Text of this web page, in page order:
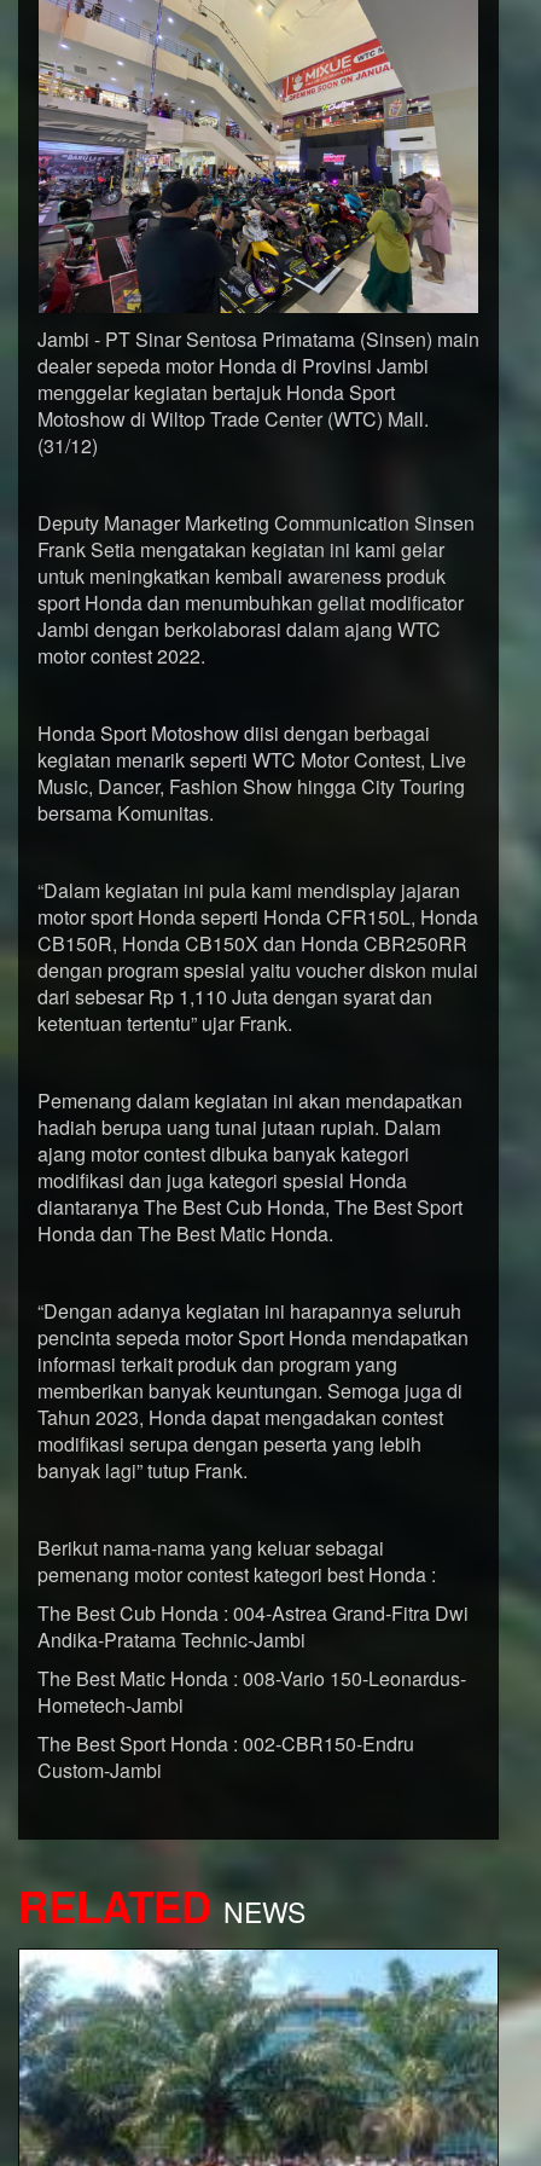
Jambi - PT Sinar Sentosa Primatama (Sinsen) main
dealer sepeda motor Honda di Provinsi Jambi
menggelar kegiatan bertajuk Honda Sport
Motoshow di Wiltop Trade Center (WTC) Mall.
(31/12)
Deputy Manager Marketing Communication Sinsen
Frank Setia mengatakan kegiatan ini kami gelar
untuk meningkatkan kembali awareness produk
sport Honda dan menumbuhkan geliat modificator
Jambi dengan berkolaborasi dalam ajang WTC
motor contest 2022.
Honda Sport Motoshow diisi dengan berbagai
kegiatan menarik seperti WTC Motor Contest, Live
Music, Dancer, Fashion Show hingga City Touring
bersama Komunitas.
“Dalam kegiatan ini pula kami mendisplay jajaran
motor sport Honda seperti Honda CFR150L, Honda
CB150R, Honda CB150X dan Honda CBR250RR
dengan program spesial yaitu voucher diskon mulai
dari sebesar Rp 1,110 Juta dengan syarat dan
ketentuan tertentu” ujar Frank.
Pemenang dalam kegiatan ini akan mendapatkan
hadiah berupa uang tunai jutaan rupiah. Dalam
ajang motor contest dibuka banyak kategori
modifikasi dan juga kategori spesial Honda
diantaranya The Best Cub Honda, The Best Sport
Honda dan The Best Matic Honda.
“Dengan adanya kegiatan ini harapannya seluruh
pencinta sepeda motor Sport Honda mendapatkan
informasi terkait produk dan program yang
memberikan banyak keuntungan. Semoga juga di
Tahun 2023, Honda dapat mengadakan contest
modifikasi serupa dengan peserta yang lebih
banyak lagi” tutup Frank.
Berikut nama-nama yang keluar sebagai
pemenang motor contest kategori best Honda :
The Best Cub Honda : 004-Astrea Grand-Fitra Dwi
Andika-Pratama Technic-Jambi
The Best Matic Honda : 008-Vario 150-Leonardus-
Hometech-Jambi
The Best Sport Honda : 002-CBR150-Endru
Custom-Jambi
RELATED NEWS